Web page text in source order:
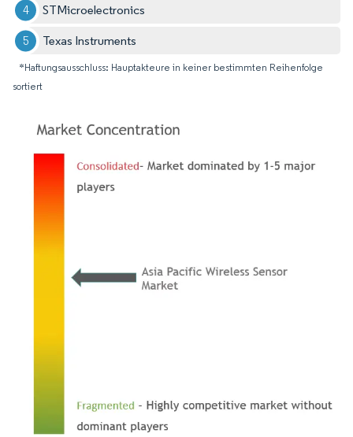
STMicroelectronics
Texas Instruments
*Haftungsausschluss: Hauptakteure in keiner bestimmten Reihenfolge
sortiert